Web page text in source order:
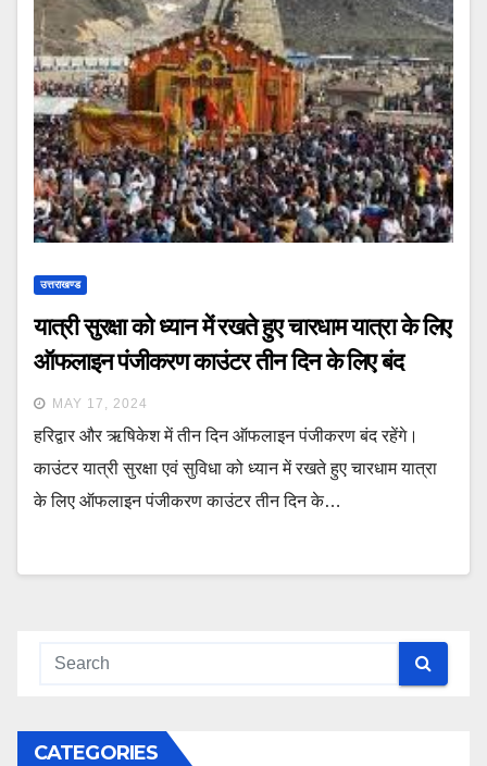
उत्तराखण्ड
यात्री सुरक्षा को ध्यान में रखते हुए चारधाम यात्रा के लिए
ऑफलाइन पंजीकरण काउंटर तीन दिन के लिए बंद
MAY 17, 2024
हरिद्वार और ऋषिकेश में तीन दिन ऑफलाइन पंजीकरण बंद रहेंगे।
काउंटर यात्री सुरक्षा एवं सुविधा को ध्यान में रखते हुए चारधाम यात्रा
के लिए ऑफलाइन पंजीकरण काउंटर तीन दिन के…
CATEGORIES